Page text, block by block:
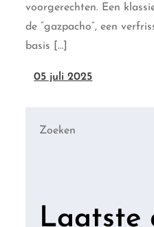
voorgerechten. Een
de “gazpacho”, een
basis […]
05 juli 2025
Zoeken
Laatste